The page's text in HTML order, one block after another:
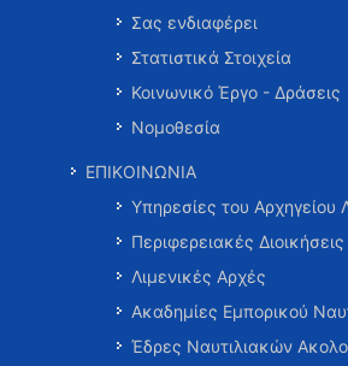
Σας ενδιαφέρει
Στατιστικά Στοιχεία
Κοινωνικό Έργο - Δράσεις
Νομοθεσία
ΕΠΙΚΟΙΝΩΝΙΑ
Υπηρεσίες του
Περιφερειακές
Λιμενικές Αρχές
Ακαδημίες Εμπορικού
Έδρες Ναυτιλιακών